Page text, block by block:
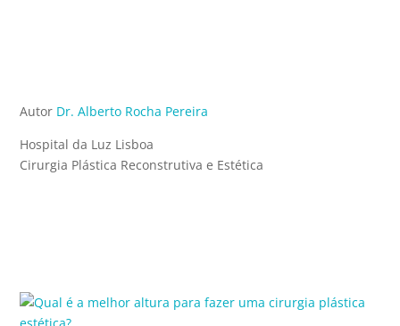
Autor Dr. Alberto Rocha Pereira
Hospital da Luz Lisboa
Cirurgia Plástica Reconstrutiva e Estética